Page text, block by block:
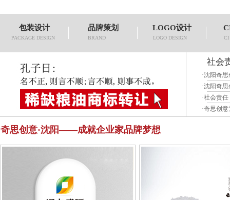
包装设计
PACKAGE DESIGN
品牌策划
BRAND
LOGO设计
LOGO DESIGN CI
社会
·沈阳奇
·沈阳奇思
·社会责任
·奇思创意
奇思创意·沈阳——成就企业家品牌梦想